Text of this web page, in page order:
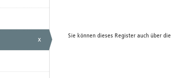
x
Sie können dieses Register auch über die